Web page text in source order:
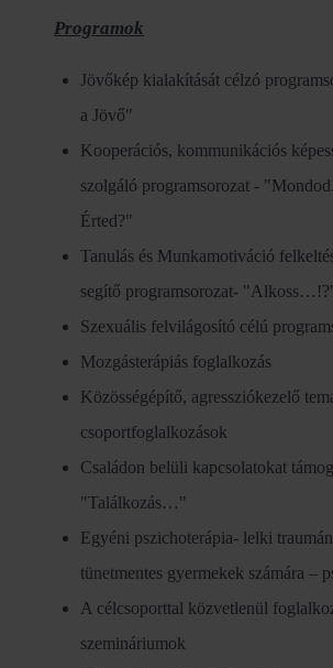
Programok
Jövőkép kialakítását célzó
a Jövő"
Kooperációs, kommunikációs
szolgáló programsorozat -
Érted?"
Tanulás és Munkamotiváció
segítő programsorozat-
Szexuális felvilágosító célú
Mozgásterápiás foglalkozás
Közösségépítő, agressziókezelő
csoportfoglalkozások
Családon belüli kapcsolatokat
"Találkozás…"
Egyéni pszichoterápia- lelki
tünetmentes gyermekek számára –
A célcsoporttal közvetlenül
szemináriumok